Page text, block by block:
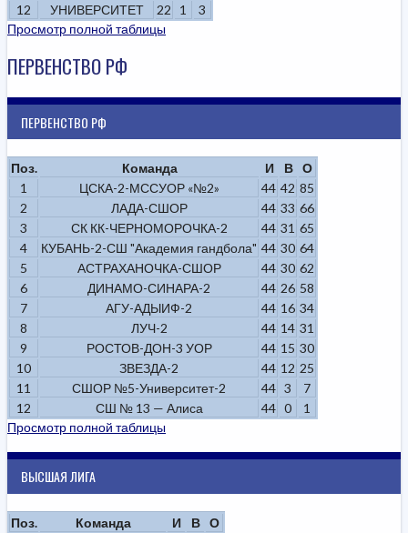
12
УНИВЕРСИТЕТ 22 1
3
Просмотр полной таблицы
ПЕРВЕНСТВО РФ
ПЕРВЕНСТВО РФ
Поз. Команда И В
О
1
ЦСКА-2-МССУОР «№2» 44 42 85
2
ЛАДА-СШОР 44 33 66
3
СК КК-ЧЕРНОМОРОЧКА-2 44 31 65
4
КУБАНЬ-2-СШ "Академия гандбола" 44 30 64
5
АСТРАХАНОЧКА-СШОР 44 30 62
6
ДИНАМО-СИНАРА-2 44 26 58
7
АГУ-АДЫИФ-2 44 16 34
8
ЛУЧ-2 44 14 31
9
РОСТОВ-ДОН-3 УОР 44 15 30
10
ЗВЕЗДА-2 44 12 25
11
СШОР №5-Университет-2 44 3
7
12
СШ № 13 — Алиса 44 0
1
Просмотр полной таблицы
ВЫСШАЯ ЛИГА
Поз. Команда И В
О